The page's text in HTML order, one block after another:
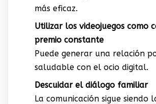
más eficaz.
Utilizar los videojuegos como
premio constante
Puede generar una relación
saludable con el ocio digital.
Descuidar el diálogo familiar
La comunicación sigue siendo